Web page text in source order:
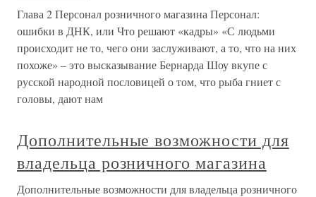
Глава 2 Персонал розничного магазина Персонал:
ошибки в ДНК, или Что решают «кадры» «С людьми
происходит не то, чего они заслуживают, а то, что на них
похоже» – это высказывание Бернарда Шоу вкупе с
русской народной пословицей о том, что рыба гниет с
головы, дают нам
Дополнительные возможности для
владельца розничного магазина
Дополнительные возможности для владельца розничного